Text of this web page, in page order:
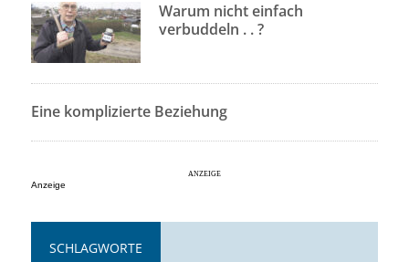
Warum nicht einfach
verbuddeln . . ?
Eine komplizierte Beziehung
Anzeige
SCHLAGWORTE